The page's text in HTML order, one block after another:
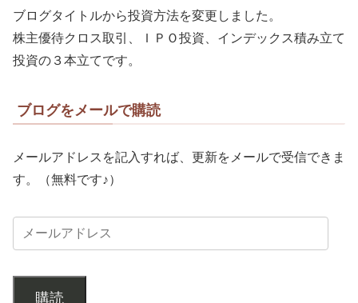
ブログタイトルから投資方法を変更しました。
株主優待クロス取引、ＩＰＯ投資、インデックス積み立て
投資の３本立てです。
ブログをメールで購読
メールアドレスを記入すれば、更新をメールで受信できま
す。（無料です♪）
購読